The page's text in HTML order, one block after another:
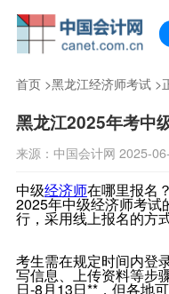
首页>黑龙江经济师考试>
黑龙江2025年考中
来源：中国会计网 2025-
中级经济师在哪里报名？
2025年中级经济师考试
行，采用线上报名的方
考生需在规定时间内登
写信息、上传资料等步
日-8月13日**，但各地